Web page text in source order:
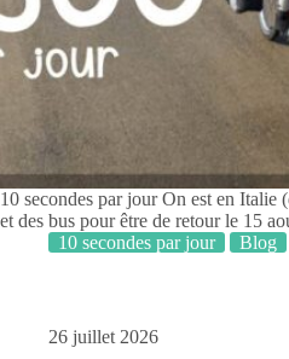
10 secondes par jour On est en Italie
et des bus pour être de retour le 15
10 secondes par jour
Blog
26 juillet 2026